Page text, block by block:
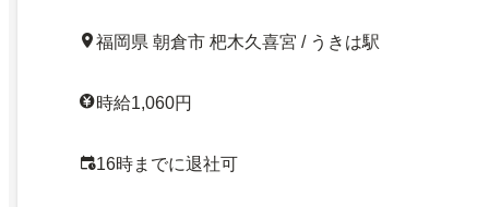
福岡県 朝倉市 杷木久喜宮 / うきは駅
時給1,060円
16時までに退社可